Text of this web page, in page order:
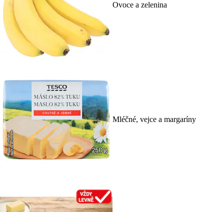
Ovoce a zelenina
Mléčné, vejce a margaríny